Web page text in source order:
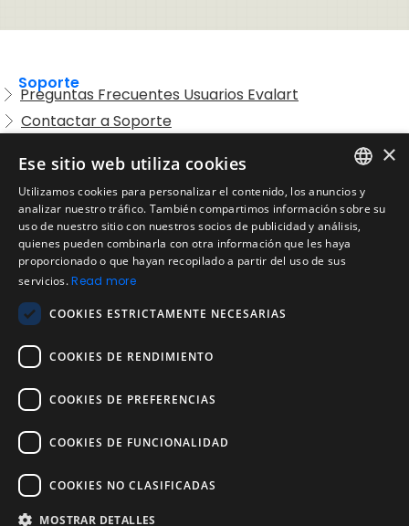
Soporte
Preguntas Frecuentes Usuarios Evalart
Contactar a Soporte
Legal
Condiciones de Servicio
Aviso de privacidad
Política de cookies
Política de devoluciones
Acuerdo de licencia de usuario
Aviso legal
Política de uso aceptable
Empresa
Acerca de nosotros
Blog
Pruebas de confiabilidad y validez
Pruebas
ENGLISH
SPANISH
×
Ese sitio web utiliza cookies
Utilizamos cookies para personalizar el contenido, los anuncios y
analizar nuestro tráfico. También compartimos información sobre su
uso de nuestro sitio con nuestros socios de publicidad y análisis,
quienes pueden combinarla con otra información que les haya
proporcionado o que hayan recopilado a partir del uso de sus
servicios.Read more
COOKIES ESTRICTAMENTE NECESARIAS
COOKIES DE RENDIMIENTO
COOKIES DE PREFERENCIAS
COOKIES DE FUNCIONALIDAD
COOKIES NO CLASIFICADAS
MOSTRAR DETALLES